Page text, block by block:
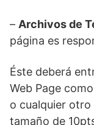
– Archivos de
página es
Éste deberá
Web Page
o cualquier
tamaño de